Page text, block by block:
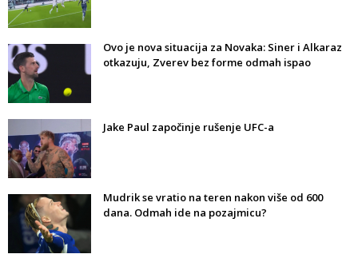
Ovo je nova situacija za Novaka: Siner i Alkaraz
otkazuju, Zverev bez forme odmah ispao
Jake Paul započinje rušenje UFC-a
Mudrik se vratio na teren nakon više od 600
dana. Odmah ide na pozajmicu?